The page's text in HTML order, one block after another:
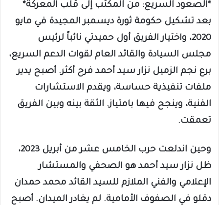
*الصعود السريع: من المكتب إلى قلب المعركة*
بعد تشكيل حكومة ثورة ديسمبر المجيدة في مايو
2020، واختيار الفريق أول حميدتي نائباً لرئيس
مجلس السيادة والقائد العام لقوات الدعم السريع،
برع نجم الزميل نزار سيد أحمد فرح أكثر. أصبح يدير
ملفات تنفيذية حساسة، ويقدم الاستشارات
الفنية، وينجح فيها بامتياز. الثقة بينه وبين الفريق
تعمقت.
وحين اندلعت حرب الخامس عشر من أبريل 2023،
ظل نزار سيد أحمد هو الصحفي والمستشار
الإعلامي والفني الملازم للسيد القائد محمد حمدان
دقلو في الصفوف الأمامية. لم يغادر الميدان. أصبح